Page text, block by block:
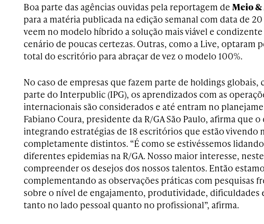
Boa parte das agências ouvidas pela reportagem de Meio &
para a matéria publicada na edição semanal com data de
veem no modelo híbrido a solução mais viável e
cenário de poucas certezas. Outras, como a Live, optaram
total do escritório para abraçar de vez o modelo 100%.
No caso de empresas que fazem parte de holdings globais,
parte do Interpublic (IPG), os aprendizados com as
internacionais são considerados e até entram no
Fabiano Coura, presidente da R/GA São Paulo, afirma que
integrando estratégias de 18 escritórios que estão vivendo
completamente distintos. “É como se estivéssemos
diferentes epidemias na R/GA. Nosso maior interesse,
compreender os desejos dos nossos talentos. Então
complementando as observações práticas com pesquisas
sobre o nível de engajamento, produtividade, dificuldades
tanto no lado pessoal quanto no profissional”, afirma.